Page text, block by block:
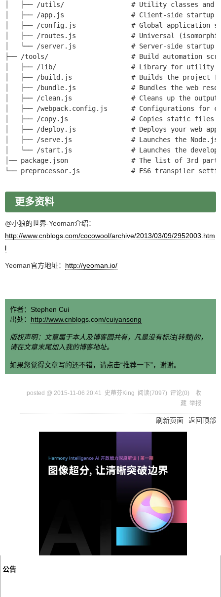
│   ├── /utils/                 # Utility classes and
│   ├── /app.js                 # Client-side startup
│   ├── /config.js              # Global application
│   ├── /routes.js              # Universal (isomorphic)
│   └── /server.js              # Server-side startup
├── /tools/                     # Build automation scripts
│   ├── /lib/                   # Library for utility
│   ├── /build.js               # Builds the project from
│   ├── /bundle.js              # Bundles the web
│   ├── /clean.js               # Cleans up the output
│   ├── /webpack.config.js      # Configurations for
│   ├── /copy.js                # Copies static files to
│   ├── /deploy.js              # Deploys your web
│   ├── /serve.js               # Launches the Node.js/
│   └── /start.js               # Launches the
│── package.json                # The list of 3rd party
└── preprocessor.js             # ES6 transpiler
更多资料
@小狼的世界-Yeoman介绍：
http://www.cnblogs.com/cocowool/archive/2013/03/09/2952003.htm
l
Yeoman官方地址： http://yeoman.io/
作者：Stephen Cui
出处： http://www.cnblogs.com/cuiyansong
版权声明：文章属于本人及博客园共有，凡是没有标注[转载]的，
请在文章末尾加入我的博客地址。
如果您觉得文章写的还不错，请点击“推荐一下”，谢谢。
posted @ 2015-11-06 20:41 史蒂芬King 阅读(7097) 评论(0) 收
藏 举报
刷新页面 返回顶部
公告